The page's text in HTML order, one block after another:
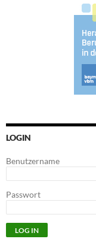
LOGIN
Benutzername
Passwort